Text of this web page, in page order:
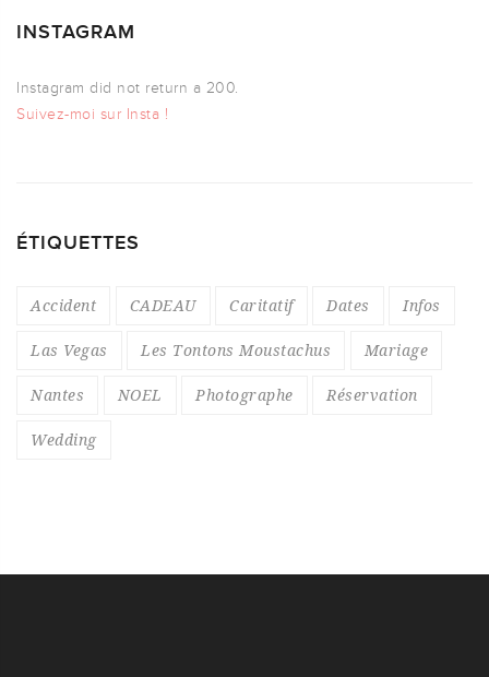
INSTAGRAM
Instagram did not return a 200.
Suivez-moi sur Insta !
ÉTIQUETTES
Accident CADEAU Caritatif Dates Infos
Las Vegas Les Tontons Moustachus Mariage
Nantes NOEL Photographe Réservation
Wedding